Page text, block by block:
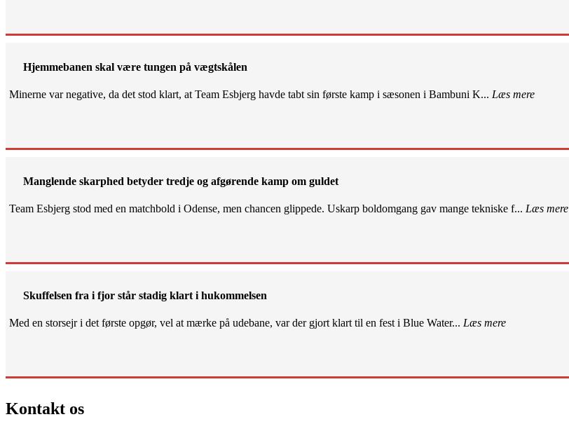
Hjemmebanen skal være tungen på vægtskålen
Minerne var negative, da det stod klart, at Team Esbjerg havde tabt sin første kamp i sæsonen i Bambuni K... Læs mere
Manglende skarphed betyder tredje og afgørende kamp om guldet
Team Esbjerg stod med en matchbold i Odense, men chancen glippede. Uskarp boldomgang gav mange tekniske f... Læs mere
Skuffelsen fra i fjor står stadig klart i hukommelsen
Med en storsejr i det første opgør, vel at mærke på udebane, var der gjort klart til en fest i Blue Water... Læs mere
Kontakt os